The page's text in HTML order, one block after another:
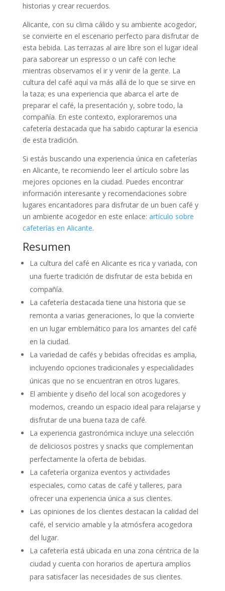
historias y crear recuerdos.
Alicante, con su clima cálido y su ambiente acogedor,
se convierte en el escenario perfecto para disfrutar de
esta bebida. Las terrazas al aire libre son el lugar ideal
para saborear un espresso o un café con leche
mientras observamos el ir y venir de la gente. La
cultura del café aquí va más allá de lo que se sirve en
la taza; es una experiencia que abarca el arte de
preparar el café, la presentación y, sobre todo, la
compañía. En este contexto, exploraremos una
cafetería destacada que ha sabido capturar la esencia
de esta tradición.
Si estás buscando una experiencia única en cafeterías
en Alicante, te recomiendo leer el artículo sobre las
mejores opciones en la ciudad. Puedes encontrar
información interesante y recomendaciones sobre
lugares encantadores para disfrutar de un buen café y
un ambiente acogedor en este enlace: artículo sobre
cafeterías en Alicante.
Resumen
La cultura del café en Alicante es rica y variada, con
una fuerte tradición de disfrutar de esta bebida en
compañía.
La cafetería destacada tiene una historia que se
remonta a varias generaciones, lo que la convierte
en un lugar emblemático para los amantes del café
en la ciudad.
La variedad de cafés y bebidas ofrecidas es amplia,
incluyendo opciones tradicionales y especialidades
únicas que no se encuentran en otros lugares.
El ambiente y diseño del local son acogedores y
modernos, creando un espacio ideal para relajarse y
disfrutar de una buena taza de café.
La experiencia gastronómica incluye una selección
de deliciosos postres y snacks que complementan
perfectamente la oferta de bebidas.
La cafetería organiza eventos y actividades
especiales, como catas de café y talleres, para
ofrecer una experiencia única a sus clientes.
Las opiniones de los clientes destacan la calidad del
café, el servicio amable y la atmósfera acogedora
del lugar.
La cafetería está ubicada en una zona céntrica de la
ciudad y cuenta con horarios de apertura amplios
para satisfacer las necesidades de sus clientes.